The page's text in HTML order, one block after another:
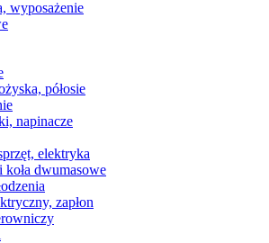
wyposażenie
półosie
napinacze
elektryka
koła dwumasowe
zapłon